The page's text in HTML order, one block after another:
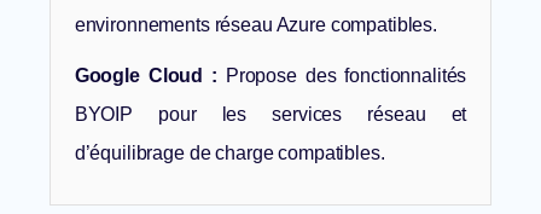
environnements réseau Azure compatibles.
Google Cloud : Propose des fonctionnalités
BYOIP pour les services réseau et
d’équilibrage de charge compatibles.